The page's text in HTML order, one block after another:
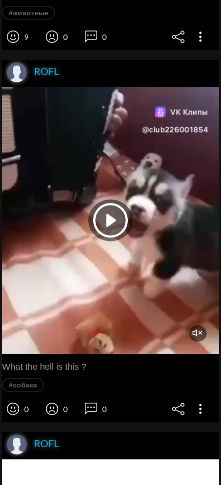
#животные
9 0 0
ROFL
What the hell is this ?
#собака
0 0 0
ROFL